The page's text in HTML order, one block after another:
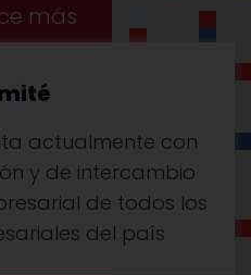
más
actualmente con
y de intercambio
de todos los
del país